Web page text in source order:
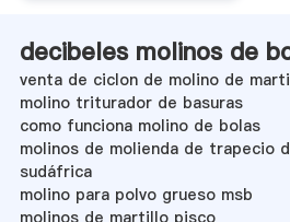
decibeles molinos de
venta de ciclon de molino de
molino triturador de basuras
como funciona molino de bolas
molinos de molienda de trapecio
sudáfrica
molino para polvo grueso msb
molinos de martillo pisco